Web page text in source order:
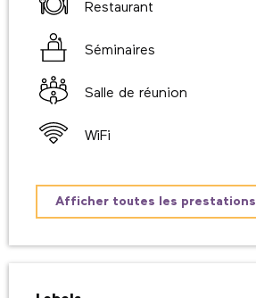
Restaurant
Séminaires
Salle de réunion
WiFi
Afficher toutes les prestations